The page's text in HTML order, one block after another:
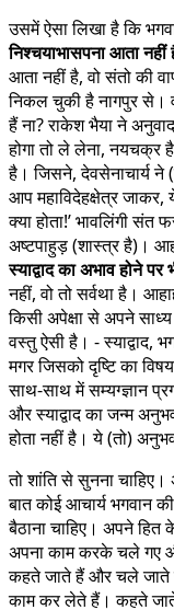
उसमें ऐसा लिखा है कि
निश्चयाभासपना आता नहीं
आता नहीं है, वो संतो की
निकल चुकी है नागपुर से।
हैं ना? राकेश भैया ने
होगा तो ले लेना, नयचक्र
है। जिसने, देवसेनाचार्य ने
आप महाविदेहक्षेत्र जाकर,
क्या होता!’ भावलिंगी
अष्टपाहुड़ (शास्त्र है)।
स्याद्वाद का अभाव होने पर
नहीं, वो तो सर्वथा है।
किसी अपेक्षा से अपने
वस्तु ऐसी है। - स्याद्वाद,
मगर जिसको दृष्टि का
साथ-साथ में सम्यग्ज्ञान
और स्याद्वाद का जन्म
होता नहीं है। ये (तो)
तो शांति से सुनना
बात कोई आचार्य भगवान
बैठाना चाहिए। अपने
अपना काम करके चले गए
कहते जाते हैं और चले जाते
काम कर लेते हैं। कहते